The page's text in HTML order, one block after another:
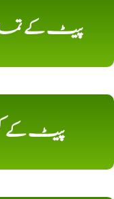
پیٹ کے
پیٹ کے